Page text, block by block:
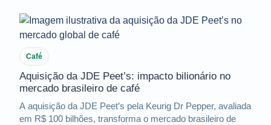
Café
Aquisição da JDE Peet’s: impacto bilionário no
mercado brasileiro de café
A aquisição da JDE Peet’s pela Keurig Dr Pepper, avaliada
em R$ 100 bilhões, transforma o mercado brasileiro de